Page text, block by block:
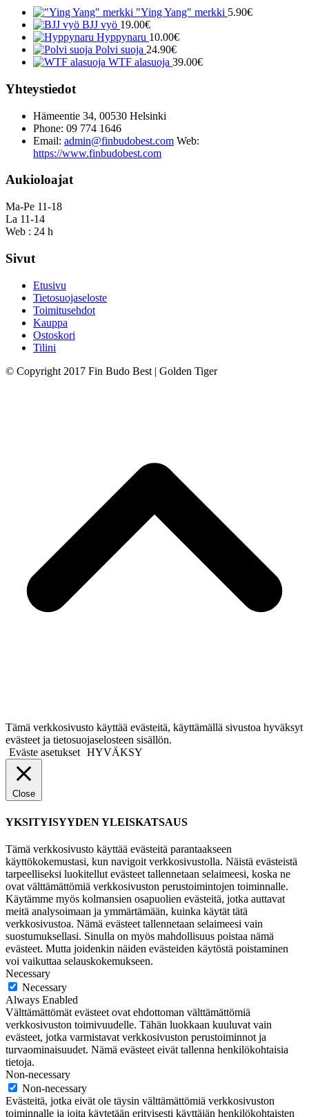
"Ying Yang" merkki 5.90€
BJJ vyö 19.00€
Hyppynaru 10.00€
Polvi suoja 24.90€
WTF alasuoja 39.00€
Yhteystiedot
Hämeentie 34, 00530 Helsinki
Phone: 09 774 1646
Email: admin@finbudobest.com Web:
https://www.finbudobest.com
Aukioloajat
Ma-Pe 11-18
La 11-14
Web : 24 h
Sivut
Etusivu
Tietosuojaseloste
Toimitusehdot
Kauppa
Ostoskori
Tilini
© Copyright 2017 Fin Budo Best | Golden Tiger
Tämä verkkosivusto käyttää evästeitä, käyttämällä sivustoa hyväksyt
evästeet ja tietosuojaselosteen sisällön.
Eväste asetukset HYVÄKSY
Close
YKSITYISYYDEN YLEISKATSAUS
Tämä verkkosivusto käyttää evästeitä parantaakseen
käyttökokemustasi, kun navigoit verkkosivustolla. Näistä evästeistä
tarpeelliseksi luokitellut evästeet tallennetaan selaimeesi, koska ne
ovat välttämättömiä verkkosivuston perustoimintojen toiminnalle.
Käytämme myös kolmansien osapuolien evästeitä, jotka auttavat
meitä analysoimaan ja ymmärtämään, kuinka käytät tätä
verkkosivustoa. Nämä evästeet tallennetaan selaimeesi vain
suostumuksellasi. Sinulla on myös mahdollisuus poistaa nämä
evästeet. Mutta joidenkin näiden evästeiden käytöstä poistaminen
voi vaikuttaa selauskokemukseen.
Necessary
Necessary
Always Enabled
Välttämättömät evästeet ovat ehdottoman välttämättömiä
verkkosivuston toimivuudelle. Tähän luokkaan kuuluvat vain
evästeet, jotka varmistavat verkkosivuston perustoiminnot ja
turvaominaisuudet. Nämä evästeet eivät tallenna henkilökohtaisia
tietoja.
Non-necessary
Non-necessary
Evästeitä, jotka eivät ole täysin välttämättömiä verkkosivuston
toiminnalle ja joita käytetään erityisesti käyttäjän henkilökohtaisten